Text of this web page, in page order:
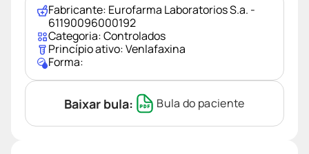
ozivy
protetor solar
fralda pampers
10
Fabricante: Eurofarma Laboratorios S.a. -
61190096000192
Categoria:Controlados
Princípio ativo:Venlafaxina
Forma:
Baixar bula: Bula do paciente